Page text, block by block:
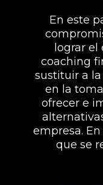
En este
lograr el
coaching
sustituir a
en la
ofrecer e
empresa.
que se